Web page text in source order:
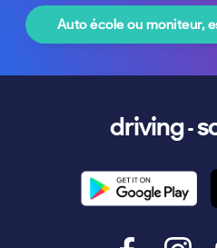
Auto école ou moniteur,
driving